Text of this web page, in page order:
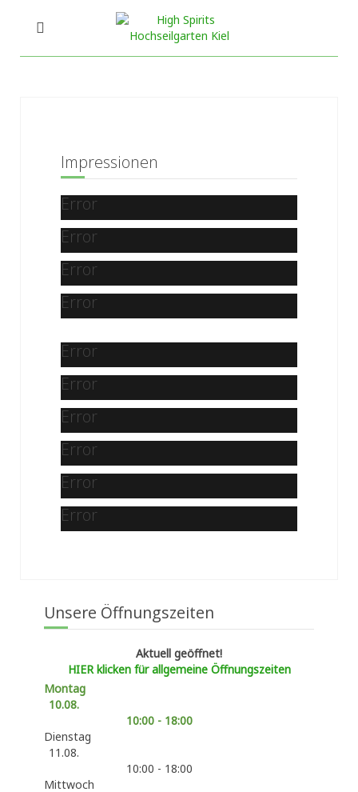
Impressionen
Error
Error
Error
Error
Error
Error
Error
Error
Error
Error
Unsere Öffnungszeiten
Aktuell geöffnet!
HIER klicken für allgemeine Öffnungszeiten
Montag
10.08.
10:00 - 18:00
Dienstag
11.08.
10:00 - 18:00
Mittwoch